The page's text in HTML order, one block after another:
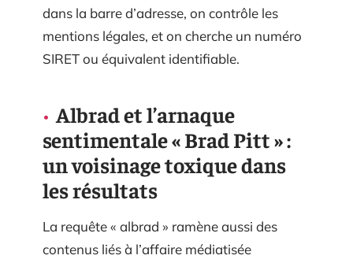
dans la barre d’adresse, on contrôle les
mentions légales, et on cherche un numéro
SIRET ou équivalent identifiable.
Albrad et l’arnaque
sentimentale « Brad Pitt » :
un voisinage toxique dans
les résultats
La requête « albrad » ramène aussi des
contenus liés à l’affaire médiatisée